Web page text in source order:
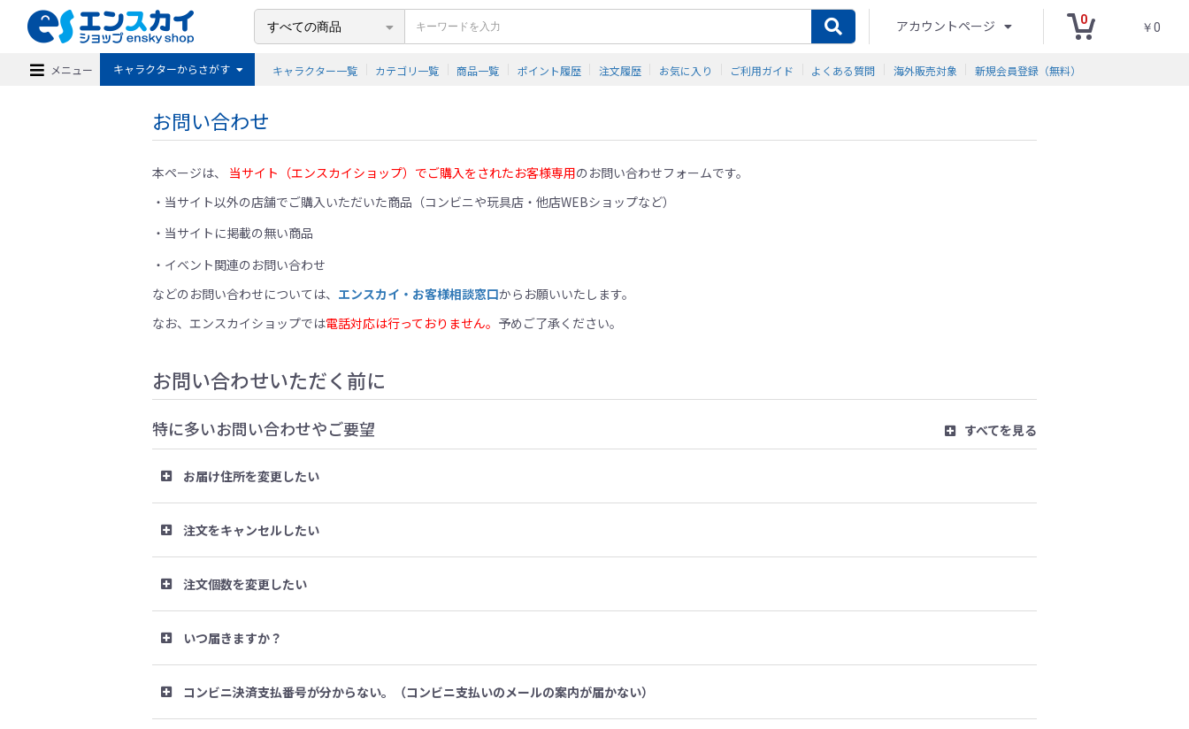
アカウントページ 0
￥0
メニュー キャラクターからさがす キャラクター一覧 カテゴリ一覧 商品一覧 ポイント履歴 注文履歴 お気に入り ご利用ガイド よくある質問 海外販売対象 新規会員登録（無料）
お問い合わせ
本ページは、 当サイト（エンスカイショップ）でご購入をされたお客様専用のお問い合わせフォームです。
当サイト以外の店舗でご購入いただいた商品（コンビニや玩具店・他店WEBショップなど）
当サイトに掲載の無い商品
イベント関連のお問い合わせ
などのお問い合わせについては、 エンスカイ・お客様相談窓口からお願いいたします。
なお、エンスカイショップでは電話対応は行っておりません。 予めご了承ください。
お問い合わせいただく前に
特に多いお問い合わせやご要望 すべてを見る
お届け住所を変更したい
注文をキャンセルしたい
注文個数を変更したい
いつ届きますか？
コンビニ決済支払番号が分からない。（コンビニ支払いのメールの案内が届かない）